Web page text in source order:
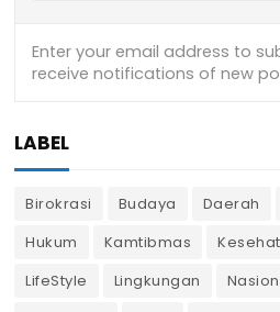
LABEL
Birokrasi Budaya Daerah
Hukum
Kamtibmas
LifeStyle
Lingkungan